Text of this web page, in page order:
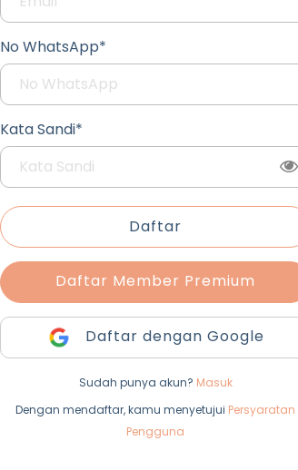
No WhatsApp*
Kata Sandi*
Daftar
Daftar Member Premium
Daftar dengan Google
Sudah punya akun? Masuk
Dengan mendaftar, kamu menyetujui Persyaratan
Pengguna